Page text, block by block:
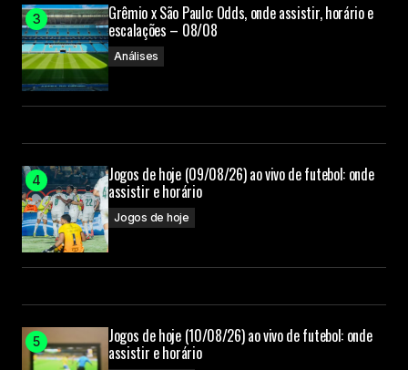
Grêmio x São Paulo: Odds, onde assistir, horário e
escalações – 08/08
Análises
Jogos de hoje (09/08/26) ao vivo de futebol: onde
assistir e horário
Jogos de hoje
Jogos de hoje (10/08/26) ao vivo de futebol: onde
assistir e horário